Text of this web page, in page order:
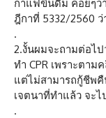
กาแฟขึ้นดื่ม ค่อยๆว
ฎีกาที่ 5332/2560 ว่
.
2.งั้นผมจะถามต่อไ
ทำ CPR เพราะตา
แต่ไม่สามารถกู้ชีพคื
เจตนาที่ทำแล้ว จะ
.